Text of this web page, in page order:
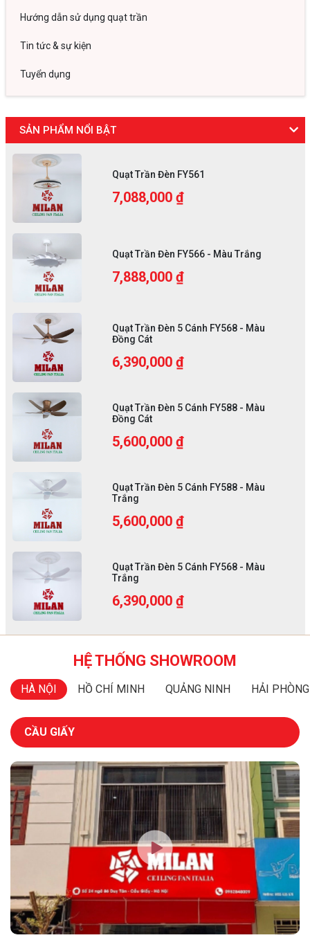
Hướng dẫn sử dụng quạt trần
Tin tức & sự kiện
Tuyển dụng
SẢN PHẨM NỔI BẬT
Quạt Trần Đèn FY561
7,088,000 ₫
Quạt Trần Đèn FY566 - Màu Trắng
7,888,000 ₫
Quạt Trần Đèn 5 Cánh FY568 - Màu
Đồng Cát
6,390,000 ₫
Quạt Trần Đèn 5 Cánh FY588 - Màu
Đồng Cát
5,600,000 ₫
Quạt Trần Đèn 5 Cánh FY588 - Màu
Trắng
5,600,000 ₫
Quạt Trần Đèn 5 Cánh FY568 - Màu
Trắng
6,390,000 ₫
HỆ THỐNG SHOWROOM
HÀ NỘI HỒ CHÍ MINH QUẢNG NINH HẢI PHÒNG
CẦU GIẤY